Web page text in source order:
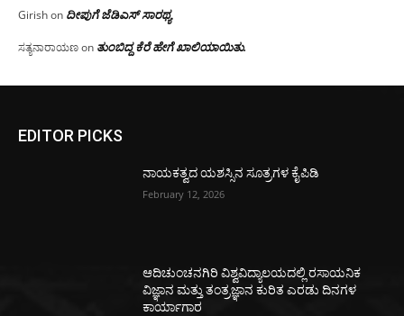
Girishon ದೀಪುಗೆ ಜೆಡಿಎಸ್ ಸಾರಥ್ಯ
ಸತ್ಯನಾರಾಯಣon ತುಂಬಿದ್ದ ಕೆರೆ ಹೇಗೆ ಖಾಲಿಯಾಯಿತು.
EDITOR PICKS
ನಾಯಕತ್ವದ ಯಶಸ್ಸಿನ ಸೂತ್ರಗಳ ಕೈಪಿಡಿ
February 12, 2026
ಆದಿಚುಂಚನಗಿರಿ ವಿಶ್ವವಿದ್ಯಾಲಯದಲ್ಲಿ ರಸಾಯನಿಕ
ವಿಜ್ಞಾನ ಮತ್ತು ತಂತ್ರಜ್ಞಾನ ಕುರಿತ ಎರಡು ದಿನಗಳ
ಕಾರ್ಯಾಗಾರ